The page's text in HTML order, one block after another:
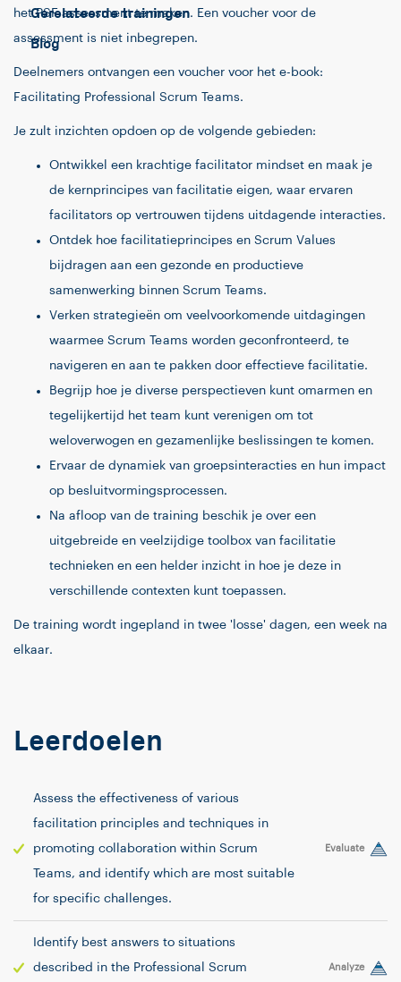
Gerelateerde trainingen
Blog
het PSF assessment te maken. Een voucher voor de
assessment is niet inbegrepen.
Deelnemers ontvangen een voucher voor het e-book:
Facilitating Professional Scrum Teams.
Je zult inzichten opdoen op de volgende gebieden:
Ontwikkel een krachtige facilitator mindset en maak je
de kernprincipes van facilitatie eigen, waar ervaren
facilitators op vertrouwen tijdens uitdagende interacties.
Ontdek hoe facilitatieprincipes en Scrum Values
bijdragen aan een gezonde en productieve
samenwerking binnen Scrum Teams.
Verken strategieën om veelvoorkomende uitdagingen
waarmee Scrum Teams worden geconfronteerd, te
navigeren en aan te pakken door effectieve facilitatie.
Begrijp hoe je diverse perspectieven kunt omarmen en
tegelijkertijd het team kunt verenigen om tot
weloverwogen en gezamenlijke beslissingen te komen.
Ervaar de dynamiek van groepsinteracties en hun impact
op besluitvormingsprocessen.
Na afloop van de training beschik je over een
uitgebreide en veelzijdige toolbox van facilitatie
technieken en een helder inzicht in hoe je deze in
verschillende contexten kunt toepassen.
De training wordt ingepland in twee 'losse' dagen, een week na
elkaar.
Leerdoelen
Assess the effectiveness of various
facilitation principles and techniques in
promoting collaboration within Scrum
Teams, and identify which are most suitable
for specific challenges.
Evaluate
Identify best answers to situations
described in the Professional Scrum
Analyze